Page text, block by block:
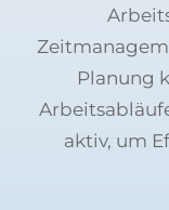
Planung
aktiv, um